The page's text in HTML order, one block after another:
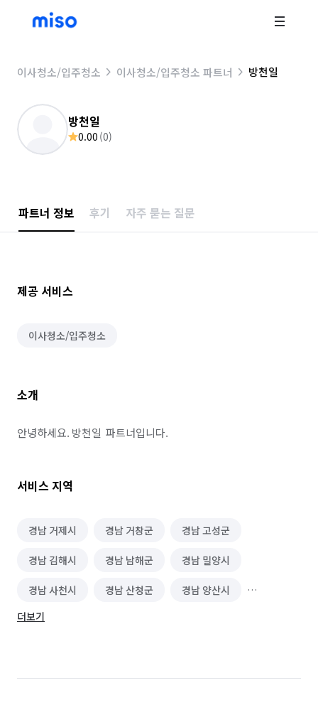
이사청소/입주청소 이사청소/입주청소 파트너 방천일
방천일
0.00 (0)
파트너 정보 후기 자주 묻는 질문
제공 서비스
이사청소/입주청소
소개
안녕하세요. 방천일  파트너입니다.
서비스 지역
경남 거제시 경남 거창군 경남 고성군
경남 김해시 경남 남해군 경남 밀양시
경남 사천시 경남 산청군 경남 양산시
경남 의령군
경남 창원시 성산구 경남 창원시 의창구
더보기